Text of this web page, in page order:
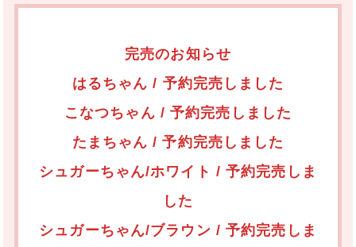
完売のお知らせ
はるちゃん / 予約完売しました
こなつちゃん / 予約完売しました
たまちゃん / 予約完売しました
シュガーちゃん/ホワイト / 予約完売しま
した
シュガーちゃん/ブラウン / 予約完売しま